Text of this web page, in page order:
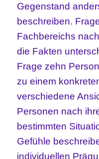
Gegenstand
beschreiben.
Fachbereichs
die Fakten
Frage zehn
zu einem
verschiedene
Personen nach
bestimmten
Gefühle
individuellen